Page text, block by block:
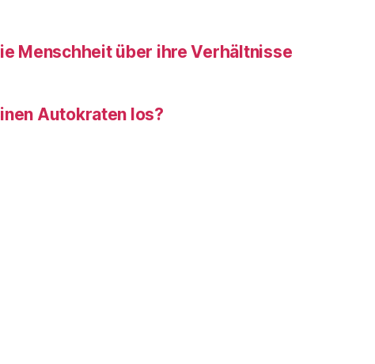
Menschheit über ihre Verhältnisse
Autokraten los?